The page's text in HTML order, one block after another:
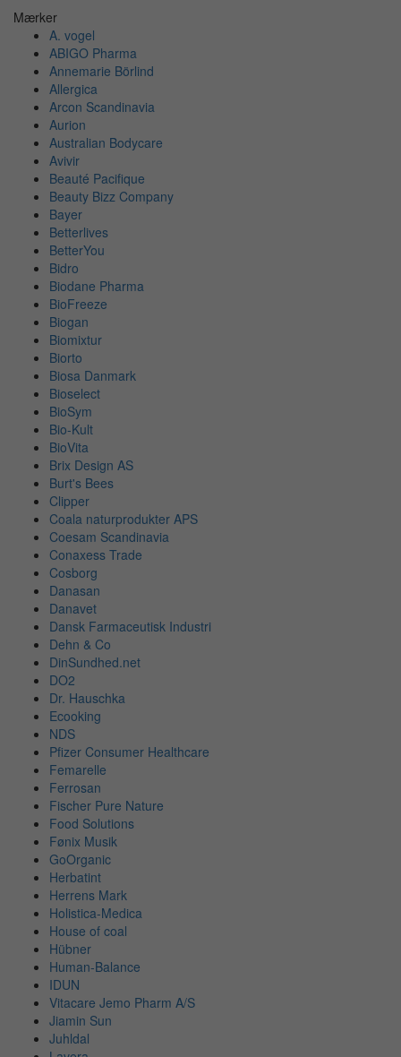
Mærker
A. vogel
ABIGO Pharma
Annemarie Börlind
Allergica
Arcon Scandinavia
Aurion
Australian Bodycare
Avivir
Beauté Pacifique
Beauty Bizz Company
Bayer
Betterlives
BetterYou
Bidro
Biodane Pharma
BioFreeze
Biogan
Biomixtur
Biorto
Biosa Danmark
Bioselect
BioSym
Bio-Kult
BioVita
Brix Design AS
Burt's Bees
Clipper
Coala naturprodukter APS
Coesam Scandinavia
Conaxess Trade
Cosborg
Danasan
Danavet
Dansk Farmaceutisk Industri
Dehn & Co
DinSundhed.net
DO2
Dr. Hauschka
Ecooking
NDS
Pfizer Consumer Healthcare
Femarelle
Ferrosan
Fischer Pure Nature
Food Solutions
Fønix Musik
GoOrganic
Herbatint
Herrens Mark
Holistica-Medica
House of coal
Hübner
Human-Balance
IDUN
Vitacare Jemo Pharm A/S
Jiamin Sun
Juhldal